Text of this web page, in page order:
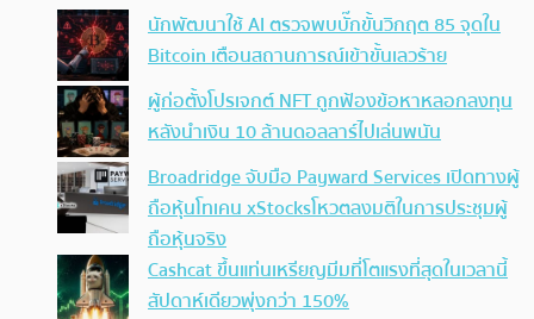
นักพัฒนาใช้ AI ตรวจพบบั๊กขั้นวิกฤต 85 จุดใน
Bitcoin เตือนสถานการณ์เข้าขั้นเลวร้าย
ผู้ก่อตั้งโปรเจกต์ NFT ถูกฟ้องข้อหาหลอกลงทุน
หลังนำเงิน 10 ล้านดอลลาร์ไปเล่นพนัน
Broadridge จับมือ Payward Services เปิดทางผู้
ถือหุ้นโทเคน xStocksโหวตลงมติในการประชุมผู้
ถือหุ้นจริง
Cashcat ขึ้นแท่นเหรียญมีมที่โตแรงที่สุดในเวลานี้
สัปดาห์เดียวพุ่งกว่า 150%